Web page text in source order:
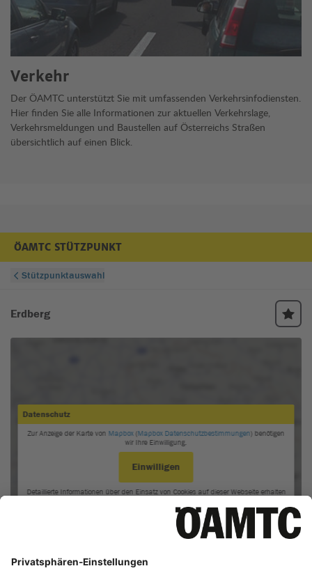
Verkehr
Der ÖAMTC unterstützt Sie mit umfassenden Verkehrsinfodiensten.
Hier finden Sie alle Informationen zur aktuellen Verkehrslage,
Verkehrsmeldungen und Baustellen auf Österreichs Straßen
übersichtlich auf einen Blick.
ÖAMTC STÜTZPUNKT